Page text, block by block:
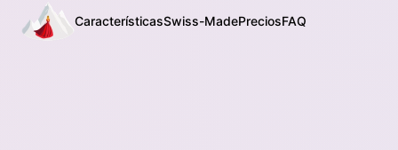
CaracterísticasSwiss-MadePreciosFAQ